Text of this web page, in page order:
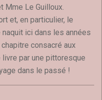
Mme Le Guilloux.
et, en particulier, le
ici dans les années
consacré aux
par une pittoresque
dans le passé !